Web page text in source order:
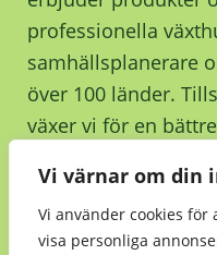
Vi värnar om din
Vi använder cookies
visa personliga
professionella
samhällsplanerare
över 100 länder.
växer vi för en
Kontakta oss